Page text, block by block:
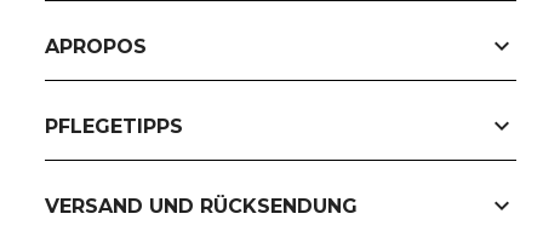
APROPOS expand_more
PFLEGETIPPS expand_more
VERSAND UND RÜCKSENDUNG expand_more